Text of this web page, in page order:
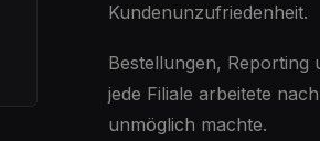
Kundenunzufriedenheit.
Bestellungen,
jede Filiale arbeitete
unmöglich machte.